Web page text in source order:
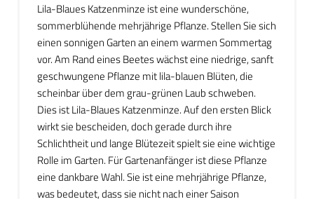
Lila-Blaues Katzenminze ist eine wunderschöne,
sommerblühende mehrjährige Pflanze. Stellen Sie sich
einen sonnigen Garten an einem warmen Sommertag
vor. Am Rand eines Beetes wächst eine niedrige, sanft
geschwungene Pflanze mit lila-blauen Blüten, die
scheinbar über dem grau-grünen Laub schweben.
Dies ist Lila-Blaues Katzenminze. Auf den ersten Blick
wirkt sie bescheiden, doch gerade durch ihre
Schlichtheit und lange Blütezeit spielt sie eine wichtige
Rolle im Garten. Für Gartenanfänger ist diese Pflanze
eine dankbare Wahl. Sie ist eine mehrjährige Pflanze,
was bedeutet, dass sie nicht nach einer Saison